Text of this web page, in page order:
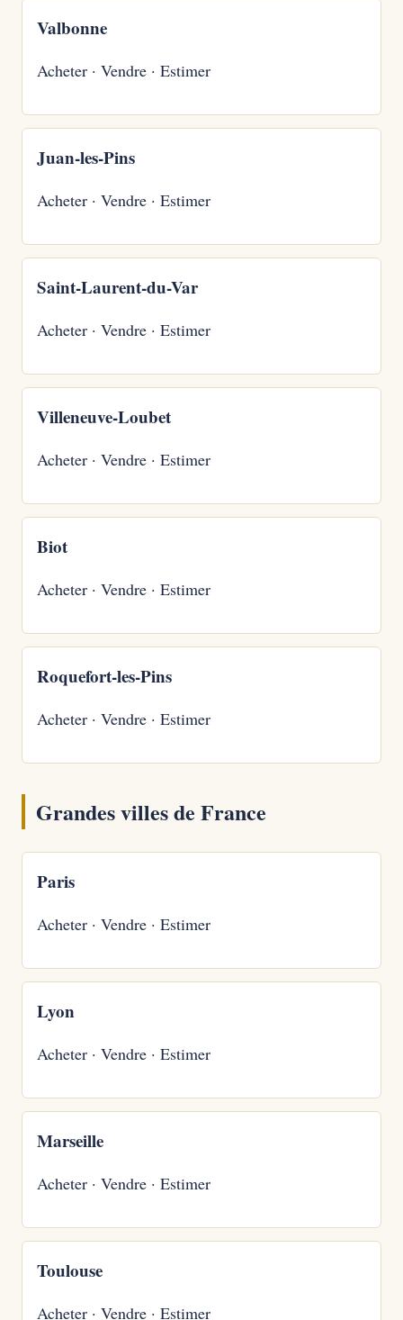
Valbonne
Acheter · Vendre · Estimer
Juan-les-Pins
Acheter · Vendre · Estimer
Saint-Laurent-du-Var
Acheter · Vendre · Estimer
Villeneuve-Loubet
Acheter · Vendre · Estimer
Biot
Acheter · Vendre · Estimer
Roquefort-les-Pins
Acheter · Vendre · Estimer
Grandes villes de France
Paris
Acheter · Vendre · Estimer
Lyon
Acheter · Vendre · Estimer
Marseille
Acheter · Vendre · Estimer
Toulouse
Acheter · Vendre · Estimer